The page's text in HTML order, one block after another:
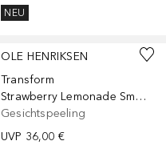
NEU
OLE HENRIKSEN
Transform
Strawberry Lemonade Smoothing
Gesichtspeeling
UVP 36,00 €